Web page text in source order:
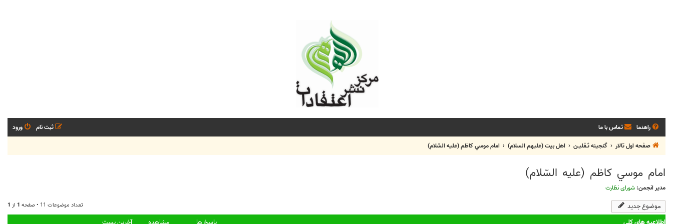
راهنما تماس با ما ورود
ثبت نام
صفحه اول تالار
گنجینه ثـقلیـن اهل بيت (عليهم السلام) امام موسي کاظم (علیه السّلام)
امام موسي کاظم (علیه السّلام)
مدیر انجمن: شورای نظارت
موضوع جدید تعداد موضوعات 11 • صفحه 1 از 1